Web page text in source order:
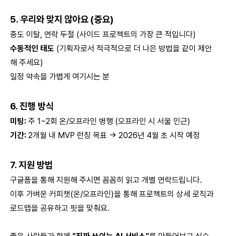
5. 우리와 맞지 않아요 (중요)
중도 이탈, 연락 두절 (사이드 프로젝트의 가장 큰 적입니다)
수동적인 태도 (기획자로서 적극적으로 더 나은 방법을 같이 제안
해 주세요)
일정 약속을 가볍게 여기시는 분
6. 진행 방식
미팅: 주 1~2회 온/오프라인 병행 (오프라인 시 서울 인근)
기간: 2개월 내 MVP 런칭 목표 -> 2026년 4월 초 시작 예정
7. 지원 방법
구글폼을 통해 지원해 주시면 꼼꼼히 읽고 개별 연락드립니다.
이후 가벼운 커피챗(온/오프라인)을 통해 프로젝트의 상세 로직과
로드맵을 공유하고 핏을 맞춰요.